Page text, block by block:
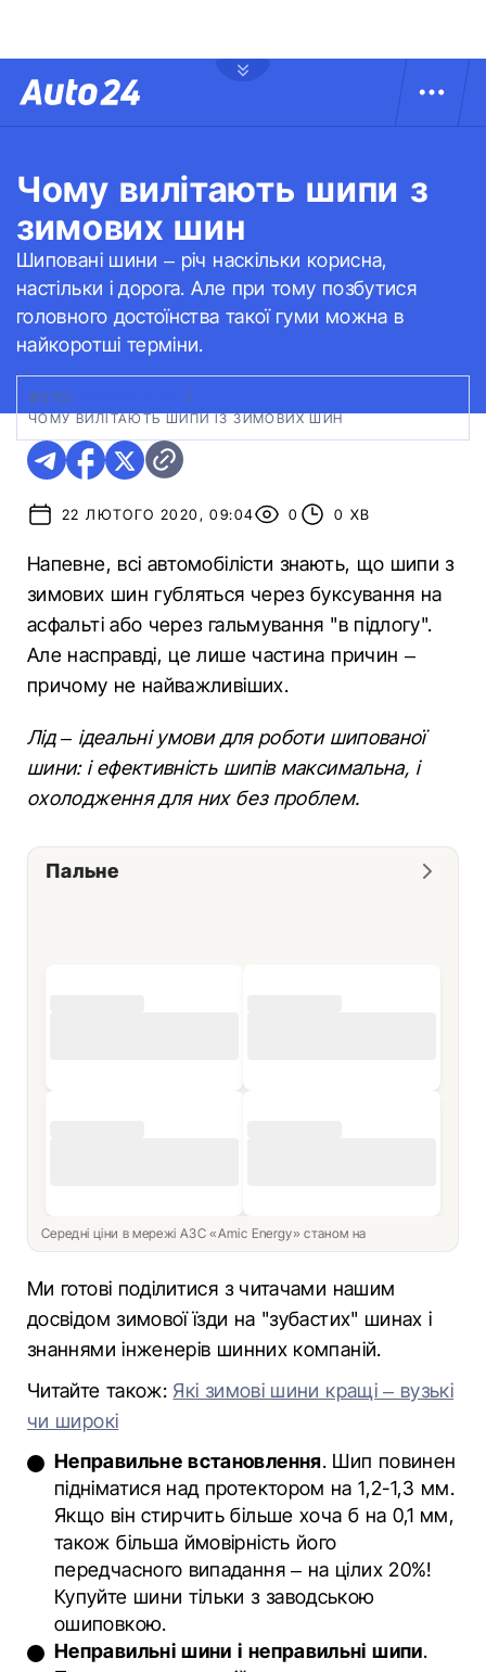
Чому вилітають шипи з
зимових шин
Шиповані шини – річ наскільки корисна,
настільки і дорога. Але при тому позбутися
головного достоїнства такої гуми можна в
найкоротші терміни.
ФОТО:
ЧОМУ ВИЛІТАЮТЬ ШИПИ ІЗ ЗИМОВИХ ШИН
22 ЛЮТОГО 2020, 09:04 0 0 ХВ
Напевне, всі автомобілісти знають, що шипи з
зимових шин губляться через буксування на
асфальті або через гальмування "в підлогу".
Але насправді, це лише частина причин –
причому не найважливіших.
Лід – ідеальні умови для роботи шипованої
шини: і ефективність шипів максимальна, і
охолодження для них без проблем.
Пальне
Середні ціни в мережі АЗС «Amic Energy» станом на
Ми готові поділитися з читачами нашим
досвідом зимової їзди на "зубастих" шинах і
знаннями інженерів шинних компаній.
Читайте також: Які зимові шини кращі – вузькі
чи широкі
Неправильне встановлення. Шип повинен
підніматися над протектором на 1,2-1,3 мм.
Якщо він стирчить більше хоча б на 0,1 мм,
також більша ймовірність його
передчасного випадання – на цілих 20%!
Купуйте шини тільки з заводською
ошиповкою.
Неправильні шини і неправильні шипи.